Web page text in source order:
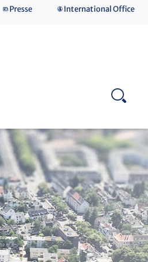
Presse International Office